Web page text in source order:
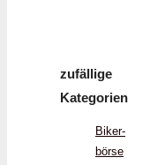
zufällige
Kategorien
Biker­
börse